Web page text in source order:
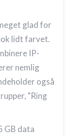
glad for
lidt farvet.
IP-
nemlig
også
"Ring
GB data